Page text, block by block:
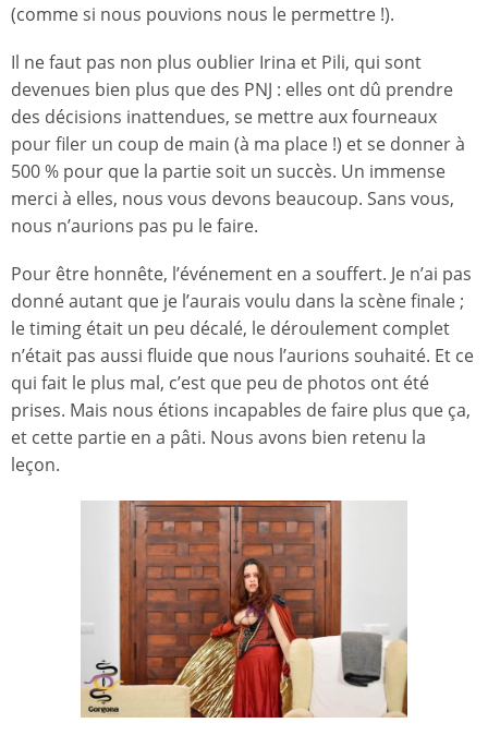
(comme si nous pouvions nous le permettre !).
Il ne faut pas non plus oublier Irina et Pili, qui sont
devenues bien plus que des PNJ : elles ont dû prendre
des décisions inattendues, se mettre aux fourneaux
pour filer un coup de main (à ma place !) et se donner à
500 % pour que la partie soit un succès. Un immense
merci à elles, nous vous devons beaucoup. Sans vous,
nous n’aurions pas pu le faire.
Pour être honnête, l’événement en a souffert. Je n’ai pas
donné autant que je l’aurais voulu dans la scène finale ;
le timing était un peu décalé, le déroulement complet
n’était pas aussi fluide que nous l’aurions souhaité. Et ce
qui fait le plus mal, c’est que peu de photos ont été
prises. Mais nous étions incapables de faire plus que ça,
et cette partie en a pâti. Nous avons bien retenu la
leçon.